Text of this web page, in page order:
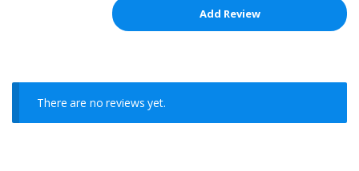
There are no reviews yet.